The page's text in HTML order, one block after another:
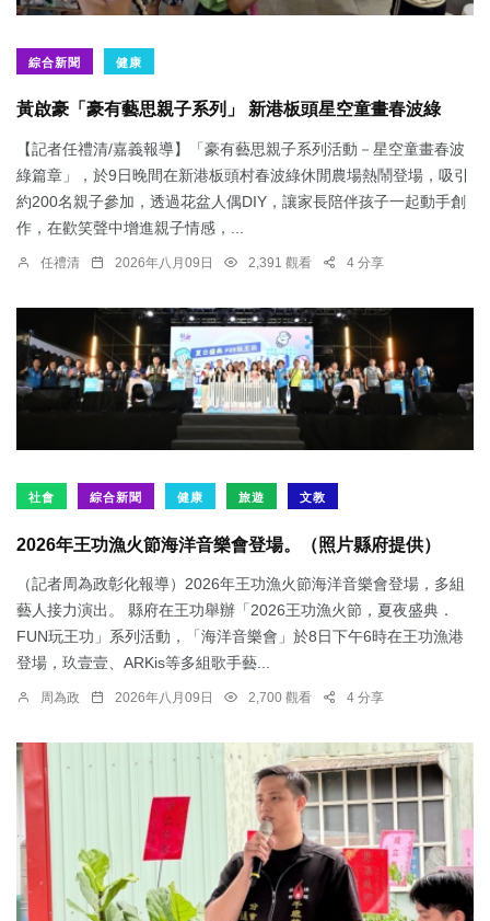
綜合新聞 健康
黃啟豪「豪有藝思親子系列」 新港板頭星空童畫春波綠
【記者任禮清/嘉義報導】「豪有藝思親子系列活動－星空童畫春波
綠篇章」，於9日晚間在新港板頭村春波綠休閒農場熱鬧登場，吸引
約200名親子參加，透過花盆人偶DIY，讓家長陪伴孩子一起動手創
作，在歡笑聲中增進親子情感，...
任禮清 2026年八月09日 2,391 觀看 4 分享
社會 綜合新聞 健康 旅遊 文教
2026年王功漁火節海洋音樂會登場。（照片縣府提供）
（記者周為政彰化報導）2026年王功漁火節海洋音樂會登場，多組
藝人接力演出。 縣府在王功舉辦「2026王功漁火節，夏夜盛典．
FUN玩王功」系列活動，「海洋音樂會」於8日下午6時在王功漁港
登場，玖壹壹、ARKis等多組歌手藝...
周為政 2026年八月09日 2,700 觀看 4 分享